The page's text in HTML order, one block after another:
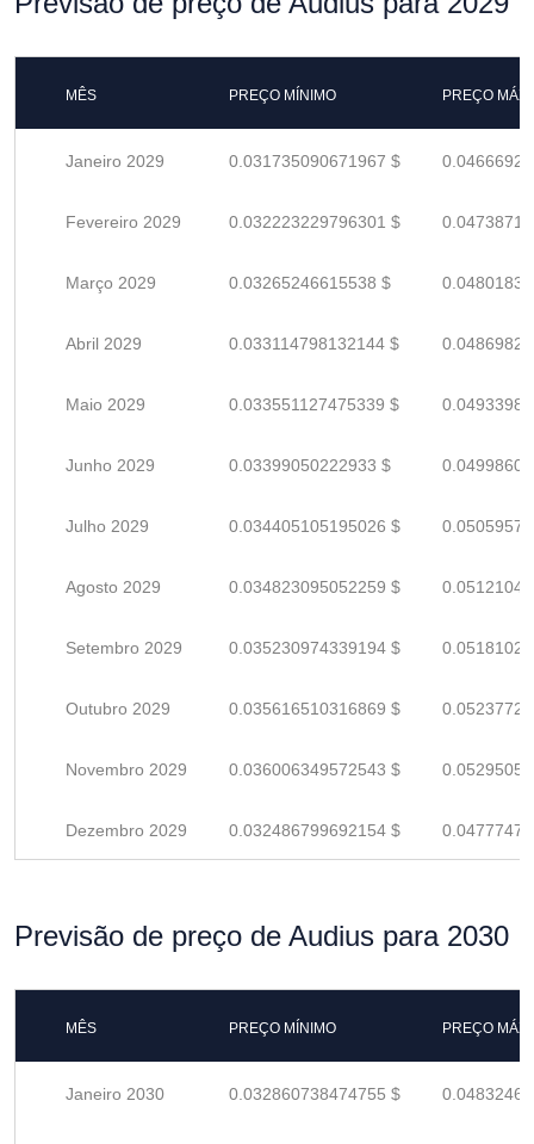
MÊS PREÇO MÍNIMO PREÇO
Janeiro 2029 0.031735090671967 $
Fevereiro 2029 0.032223229796301 $
Março 2029 0.03265246615538 $
Abril 2029 0.033114798132144 $
Maio 2029 0.033551127475339 $
Junho 2029 0.03399050222933 $
Julho 2029 0.034405105195026 $
Agosto 2029 0.034823095052259 $
Setembro 2029 0.035230974339194 $
Outubro 2029 0.035616510316869 $
Novembro 2029 0.036006349572543 $
Dezembro 2029 0.032486799692154 $
Previsão de preço de Audius para 2030
MÊS PREÇO MÍNIMO PREÇO
Janeiro 2030 0.032860738474755 $